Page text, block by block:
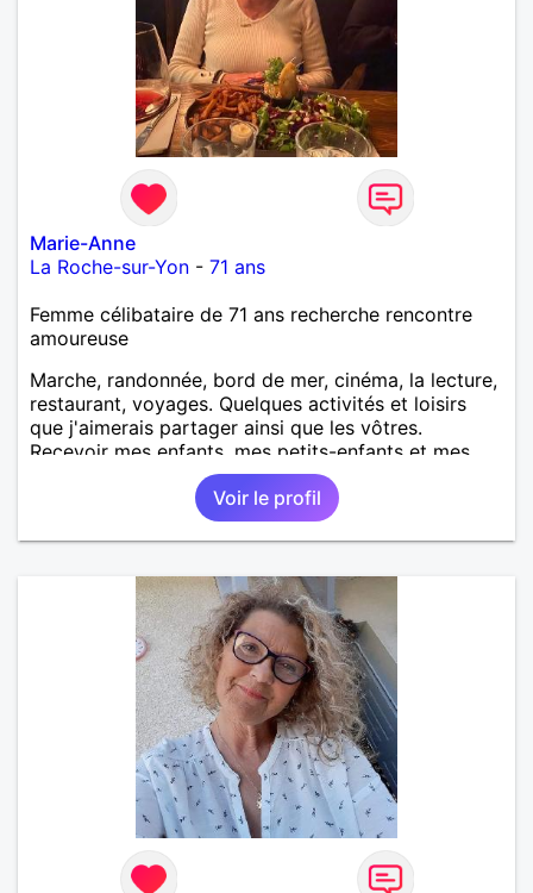
Marie-Anne
La Roche-sur-Yon - 71 ans
Femme célibataire de 71 ans recherche rencontre
amoureuse
Marche, randonnée, bord de mer, cinéma, la lecture,
restaurant, voyages. Quelques activités et loisirs
que j'aimerais partager ainsi que les vôtres.
Recevoir mes enfants, mes petits-enfants et mes
amis. Bénévolat auprès des enfants à l’école, pour le
cinéma indépendant... Se rencontrer, être à l’écoute,
échanger avec une personne de confiance, pour une
vie de partage, de tendresse. Les voyages et où
dehors des sentiers battus me raviraient. Je
m'engage à répondre à votre message. Au plaisir de
Voir le profil